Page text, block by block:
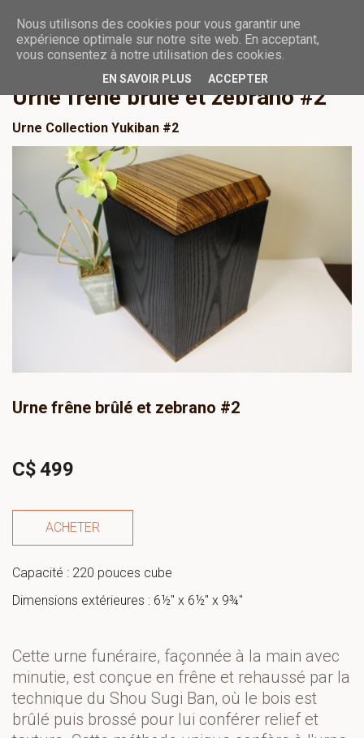
URN­­­­ES FUNÉRAIRES
Urne frêne brûlé et zebrano #2
Urne Collection Yukiban #2
Urne frêne brûlé et zebrano #2
C$499
ACHETER
Capacité : 220 pouces cube
Dimensions extérieures : 6½" x 6½" x 9¾"
Cette urne funéraire, façonnée à la main avec
minutie, est conçue en frêne et rehaussé par la
technique du Shou Sugi Ban, où le bois est
brûlé puis brossé pour lui conférer relief et
Nous utilisons des cookies pour vous garantir une
expérience optimale sur notre site web. En acceptant,
vous consentez à notre utilisation des cookies.
EN SAVOIR PLUS ACCEPTER